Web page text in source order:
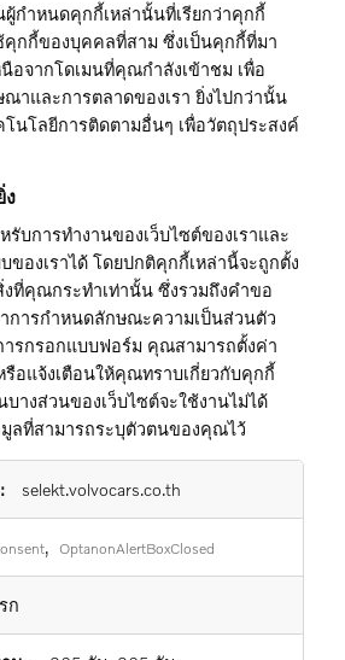
ผู้กำหนดคุกกี้เหล่านั้นที่เรียกว่าคุกกี้
คุกกี้ของบุคคลที่สาม ซึ่งเป็นคุกกี้ที่มา
อจากโดเมนที่คุณกำลังเข้าชม เพื่อ
าและการตลาดของเรา ยิ่งไปกว่านั้น
โนโลยีการติดตามอื่นๆ เพื่อวัตถุประสงค์
ง
รับการทำงานของเว็บไซต์ของเราและ
ของเราได้ โดยปกติคุกกี้เหล่านี้จะถูกตั้ง
ที่คุณกระทำเท่านั้น ซึ่งรวมถึงคำขอ
การกำหนดลักษณะความเป็นส่วนตัว
ารกรอกแบบฟอร์ม คุณสามารถตั้งค่า
รือแจ้งเตือนให้คุณทราบเกี่ยวกับคุกกี้
างส่วนของเว็บไซต์จะใช้งานไม่ได้
ลที่สามารถระบุตัวตนของคุณไว้
selekt.volvocars.co.th
, OptanonAlertBoxClosed
ก